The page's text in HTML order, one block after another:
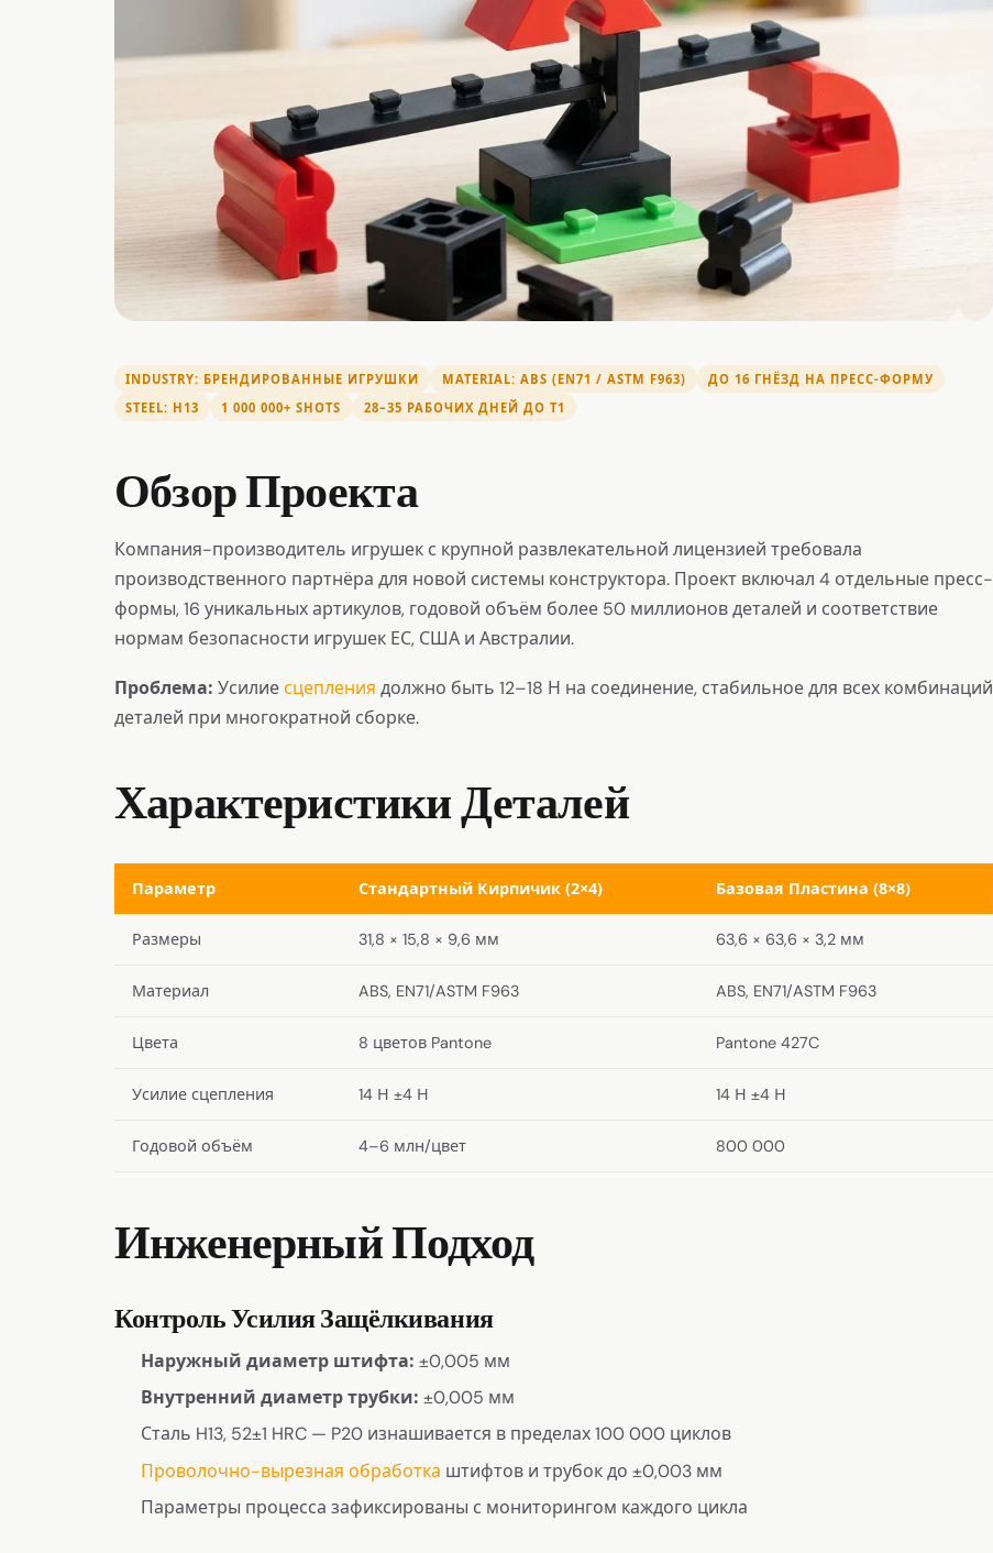
INDUSTRY: БРЕНДИРОВАННЫЕ ИГРУШКИ MATERIAL: ABS (EN71 / ASTM F963)
ДО 16 ГНЁЗД НА ПРЕСС-ФОРМУ
STEEL: H13
1 000 000+ SHOTS 28–35 РАБОЧИХ ДНЕЙ ДО Т1
Обзор Проекта
Компания-производитель игрушек с крупной развлекательной лицензией требовала
производственного партнёра для новой системы конструктора. Проект включал 4 отдельные пресс-
формы, 16 уникальных артикулов, годовой объём более 50 миллионов деталей и соответствие
нормам безопасности игрушек ЕС, США и Австралии.
Проблема: Усилиесцепления должно быть 12–18 Н на соединение, стабильное для всех комбинаций
деталей при многократной сборке.
Характеристики Деталей
Параметр Стандартный Кирпичик (2×4) Базовая Пластина (8×8)
Размеры 31,8 × 15,8 × 9,6 мм 63,6 × 63,6 × 3,2 мм
Материал ABS, EN71/ASTM F963 ABS, EN71/ASTM F963
Цвета 8 цветов Pantone Pantone 427C
Усилие сцепления 14 Н ±4 Н 14 Н ±4 Н
Годовой объём 4–6 млн/цвет 800 000
Инженерный Подход
Контроль Усилия Защёлкивания
Наружный диаметр штифта: ±0,005 мм
Внутренний диаметр трубки: ±0,005 мм
Сталь H13, 52±1 HRC — P20 изнашивается в пределах 100 000 циклов
Проволочно-вырезная обработка штифтов и трубок до ±0,003 мм
Параметры процесса зафиксированы с мониторингом каждого цикла